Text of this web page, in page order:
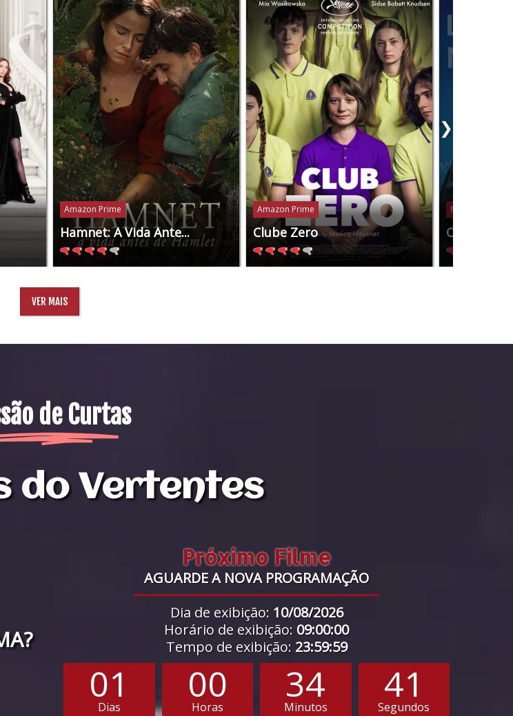
Amazon Prime
Hamnet: A Vida Ante...
Amazon Prime
Clube Zero
Mubi
Os Anos
❯
VER MAIS
de Curtas
do Vertentes
Próximo Filme
AGUARDE A NOVA PROGRAMAÇÃO
Dia de exibição: 10/08/2026
Horário de exibição: 09:00:00
Tempo de exibição: 23:59:59
01
Dias 00
Horas 34
Minutos 39
Segundos